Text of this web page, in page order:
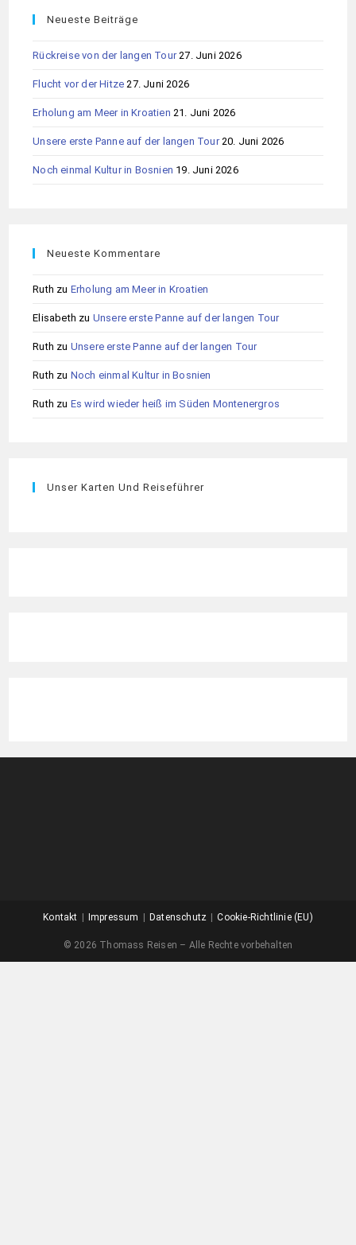
Neueste Beiträge
Rückreise von der langen Tour 27. Juni 2026
Flucht vor der Hitze 27. Juni 2026
Erholung am Meer in Kroatien 21. Juni 2026
Unsere erste Panne auf der langen Tour 20. Juni 2026
Noch einmal Kultur in Bosnien 19. Juni 2026
Neueste Kommentare
Ruth zu Erholung am Meer in Kroatien
Elisabeth zu Unsere erste Panne auf der langen Tour
Ruth zu Unsere erste Panne auf der langen Tour
Ruth zu Noch einmal Kultur in Bosnien
Ruth zu Es wird wieder heiß im Süden Montenergros
Unser Karten Und Reiseführer
Kontakt Impressum Datenschutz Cookie-Richtlinie (EU)
© 2026 Thomass Reisen – Alle Rechte vorbehalten